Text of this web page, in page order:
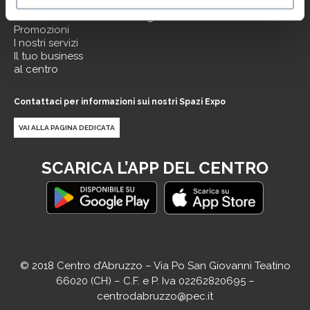
Promozioni
I nostri servizi
Il tuo business
al centro
Contattaci per informazioni sui nostri Spazi Expo
VAI ALLA PAGINA DEDICATA
SCARICA L’APP DEL CENTRO
© 2018 Centro d’Abruzzo – Via Po San Giovanni Teatino
66020 (CH) – C.F. e P. Iva 02262820695 –
centrodabruzzo@pec.it